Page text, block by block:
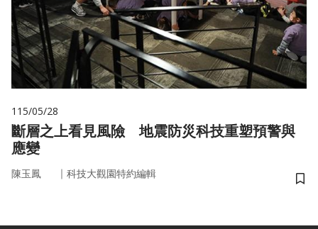
115/05/28
斷層之上看見風險 地震防災科技重塑預警與
應變
陳玉鳳 ｜ 科技大觀園特約編輯
儲